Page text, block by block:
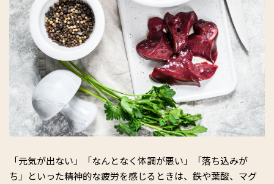
「元気が出ない」「なんとなく体調が悪い」「落ち込みが
ち」といった精神的な疲労を感じるときは、鉄や葉酸、マグ